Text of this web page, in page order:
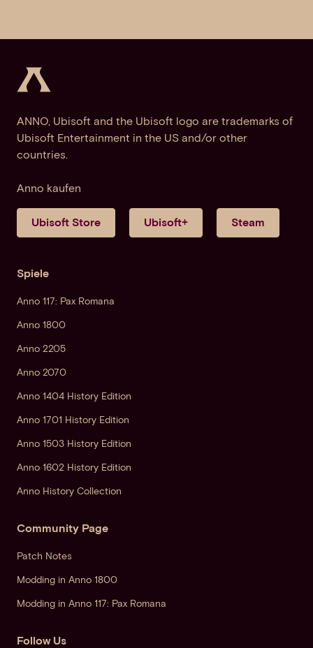
ANNO, Ubisoft and the Ubisoft logo are trademarks of
Ubisoft Entertainment in the US and/or other
countries.
Anno kaufen
Ubisoft Store Ubisoft+ Steam
Spiele
Anno 117: Pax Romana
Anno 1800
Anno 2205
Anno 2070
Anno 1404 History Edition
Anno 1701 History Edition
Anno 1503 History Edition
Anno 1602 History Edition
Anno History Collection
Community Page
Patch Notes
Modding in Anno 1800
Modding in Anno 117: Pax Romana
Follow Us